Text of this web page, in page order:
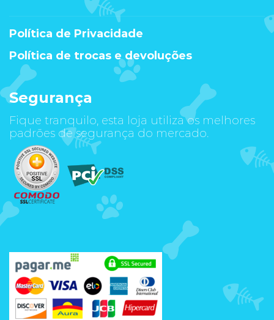
Política de Privacidade
Política de trocas e devoluções
Segurança
Fique tranquilo, esta loja utiliza os melhores
padrões de segurança do mercado.